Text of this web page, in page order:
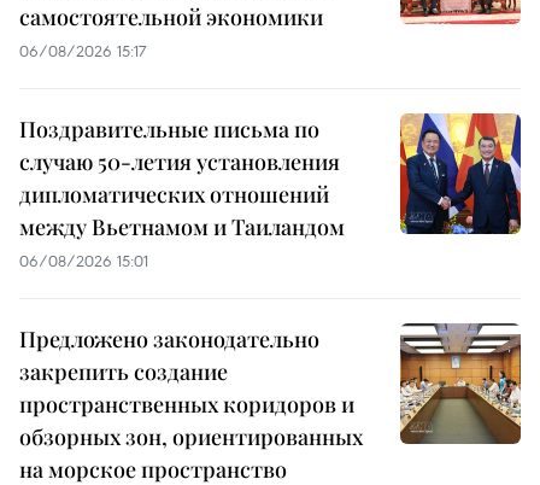
самостоятельной экономики
06/08/2026 15:17
Поздравительные письма по
случаю 50-летия установления
дипломатических отношений
между Вьетнамом и Таиландом
06/08/2026 15:01
Предложено законодательно
закрепить создание
пространственных коридоров и
обзорных зон, ориентированных
на морское пространство